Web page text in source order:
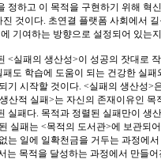
정하고 이 목적을 구현하기 위해 혁
것이다. 초연결 플랫폼 사회에서
기여하는 방향으로 설정되어 있는
<실패의 생산성>이 성공의 잣대로
도 학습에 도움이 되는 건강한 실
기 시작할 것이다. <실패의 생산성>
산적 실패>는 자신의 존재이유인
실패다. 목적과 정렬된 실패만이 생
실패는 <목적의 도서관>에 보관되
는 일에 일확천금을 거두는 과정에
는 목적을 달성하는 과정에서 만들